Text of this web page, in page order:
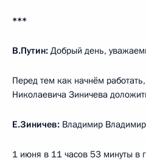
***
В.Путин: Добрый день,
Перед тем как начнём
Николаевича Зиничева
Е.Зиничев: Владимир
1 июня в 11 часов 53 минуты в